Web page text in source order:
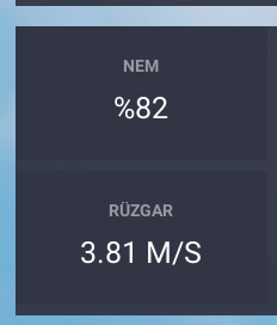
NEM
%82
RÜZGAR
3.81 M/S